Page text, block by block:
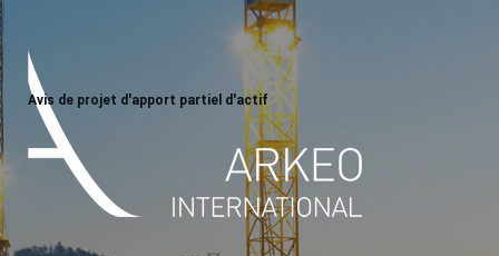
Avis de projet d'apport partiel d'actif